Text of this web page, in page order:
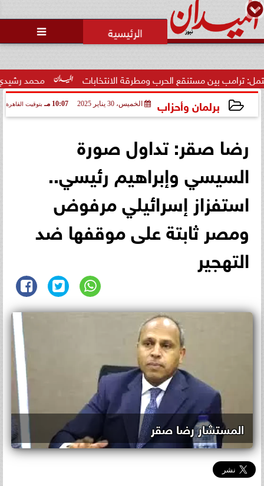

محمد رشيدي: لقاء بين مستنقع الحرب ومطرقة الانتخابات
برلمان وأحزاب الخميس، 30 يناير 2025 10:07 مـ بتوقيت القاهرة
رضا صقر: تداول صورة
السيسي وإبراهيم رئيسي..
استفزاز إسرائيلي مرفوض
ومصر ثابتة على موقفها ضد
التهجير
المستشار رضا صقر